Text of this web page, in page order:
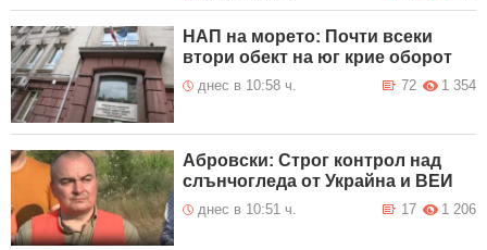
НАП на морето: Почти всеки
втори обект на юг крие оборот
днес в 10:58 ч. 1 354
72
Абровски: Строг контрол над
слънчогледа от Украйна и ВЕИ
днес в 10:51 ч. 1 206
17